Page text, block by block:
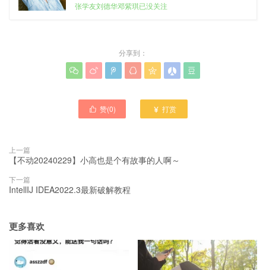
张学友刘德华邓紫琪已没关注
分享到：
      
 赞(0)  打赏
上一篇
【不动20240229】小高也是个有故事的人啊～
下一篇
IntellIJ IDEA2022.3最新破解教程
更多喜欢